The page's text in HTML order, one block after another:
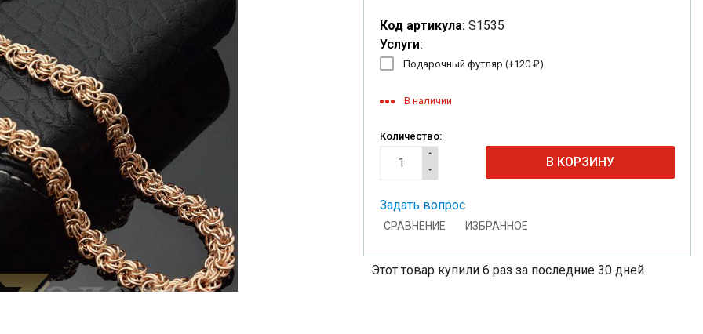
Код артикула: S1535
Услуги:
Подарочный футляр (+120 ₽)
В наличии
Количество:
Задать вопрос
СРАВНЕНИЕ ИЗБРАННОЕ
Этот товар купили 6 раз за последние 30 дней